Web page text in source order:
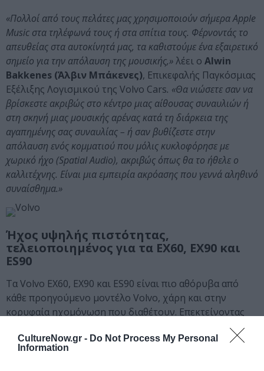
CultureNow.gr - Do Not Process My Personal
Information
«Πολλοί από τους πελάτες μας χρησιμοποιούν σήμερα Apple
Music στα τηλέφωνά τους ή στα σπίτια τους. Φέρνοντάς το
απευθείας στα αυτοκίνητά μας, τα καθιστούμε ένα εξαιρετικό
σημείο για την απόλαυση της μουσικής,»λέει ο Alwin
Bakkenes (Άλβιν Μπάκενες), Επικεφαλής Παγκόσμιας
Εξέλιξης Λογισμικού της Volvo Cars. «Θα νιώσετε σαν να
βρίσκεστε ακριβώς στο κέντρο μιας αίθουσας συναυλιών ή
στη σκηνή μιας μουσικής αρένας κατά τη διάρκεια της
αγαπημένης σας συναυλίας – ή σαν βυθίζεστε στην
απόλαυση ενός κομματιού που μόλις κυκλοφόρησε με
χωρικό ήχο (Spatial Audio), ακριβώς όπως θα το ήθελε ο
καλλιτέχνης. Είναι μια εμπειρία ακρόασης που γεννά αληθινό
συναίσθημα.»
Ήχος υψηλής πιστότητας,
τελειοποιημένος για τα EX60, EX90 και
ES90
Τα Volvo EX60, EX90 και ES90 είναι πιο αθόρυβα από
κάθε προηγούμενο μοντέλο Volvo, χάρη και στην
κορυφαία ηχομόνωση που διαθέτουν. Επεκτείνοντας
την παράδοση της Volvo Cars στις premium ηχητικές
εμπειρίες, τα συγκεκριμένα αυτοκίνητα αναβαθμίζουν
την ποιότητα ήχου σε νέα επίπεδα. Είναι διαθέσιμα με